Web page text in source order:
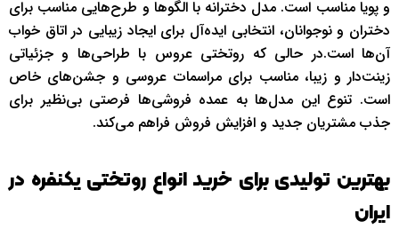
و پویا مناسب است. مدل دخترانه با الگوها و طرح‌هایی مناسب برای
دختران و نوجوانان، انتخابی ایده‌آل برای ایجاد زیبایی در اتاق خواب
آن‌ها است.در حالی که روتختی عروس با طراحی‌ها و جزئیاتی
زینت‌دار و زیبا، مناسب برای مراسمات عروسی و جشن‌های خاص
است. تنوع این مدل‌ها به عمده فروشی‌ها فرصتی بی‌نظیر برای
جذب مشتریان جدید و افزایش فروش فراهم می‌کند.
بهترین تولیدی برای خرید انواع روتختی یکنفره در
ایران